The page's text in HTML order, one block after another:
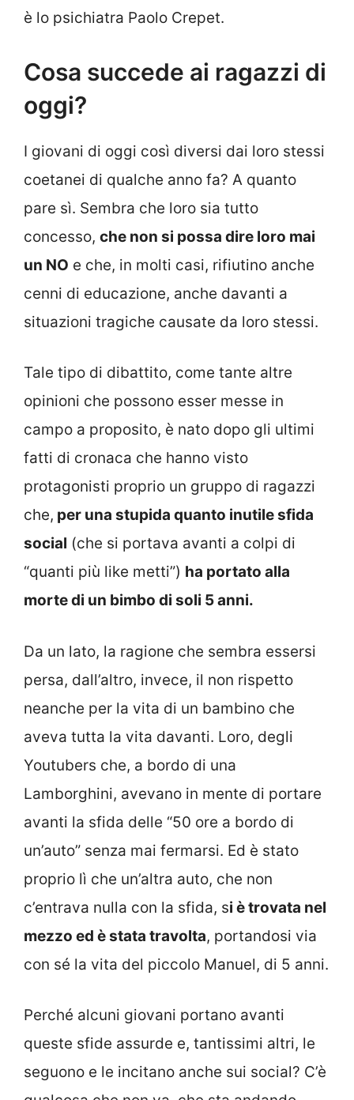
è lo psichiatra Paolo Crepet.
Cosa succede ai ragazzi di
oggi?
I giovani di oggi così diversi dai loro stessi
coetanei di qualche anno fa? A quanto
pare sì. Sembra che loro sia tutto
concesso, che non si possa dire loro mai
un NO e che, in molti casi, rifiutino anche
cenni di educazione, anche davanti a
situazioni tragiche causate da loro stessi.
Tale tipo di dibattito, come tante altre
opinioni che possono esser messe in
campo a proposito, è nato dopo gli ultimi
fatti di cronaca che hanno visto
protagonisti proprio un gruppo di ragazzi
che, per una stupida quanto inutile sfida
social (che si portava avanti a colpi di
“quanti più like metti”) ha portato alla
morte di un bimbo di soli 5 anni.
Da un lato, la ragione che sembra essersi
persa, dall’altro, invece, il non rispetto
neanche per la vita di un bambino che
aveva tutta la vita davanti. Loro, degli
Youtubers che, a bordo di una
Lamborghini, avevano in mente di portare
avanti la sfida delle “50 ore a bordo di
un’auto” senza mai fermarsi. Ed è stato
proprio lì che un’altra auto, che non
c’entrava nulla con la sfida, si è trovata nel
mezzo ed è stata travolta, portandosi via
con sé la vita del piccolo Manuel, di 5 anni.
Perché alcuni giovani portano avanti
queste sfide assurde e, tantissimi altri, le
seguono e le incitano anche sui social? C’è